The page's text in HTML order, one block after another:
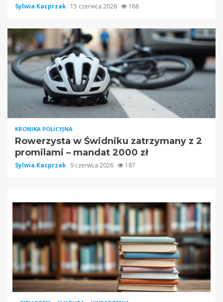
Sylwia Kacprzak 15 czerwca 2026 168
KRONIKA POLICYJNA
Rowerzysta w Świdniku zatrzymany z 2
promilami – mandat 2000 zł
Sylwia Kacprzak 9 czerwca 2026 187